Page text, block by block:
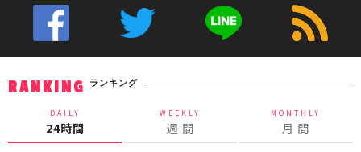
RANKING ランキング
DAILY
24時間
WEEKLY
週 間
MONTHLY
月 間